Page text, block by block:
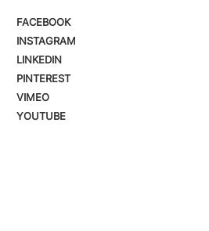
FACEBOOK
INSTAGRAM
LINKEDIN
PINTEREST
VIMEO
YOUTUBE